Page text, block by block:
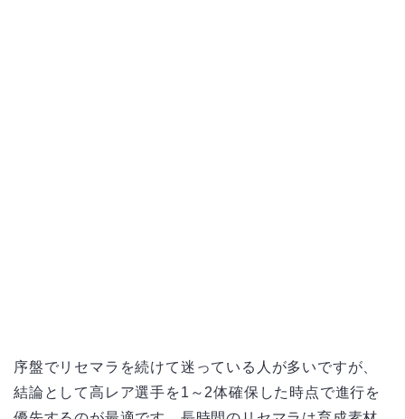
序盤でリセマラを続けて迷っている人が多いですが、
結論として高レア選手を1～2体確保した時点で進行を